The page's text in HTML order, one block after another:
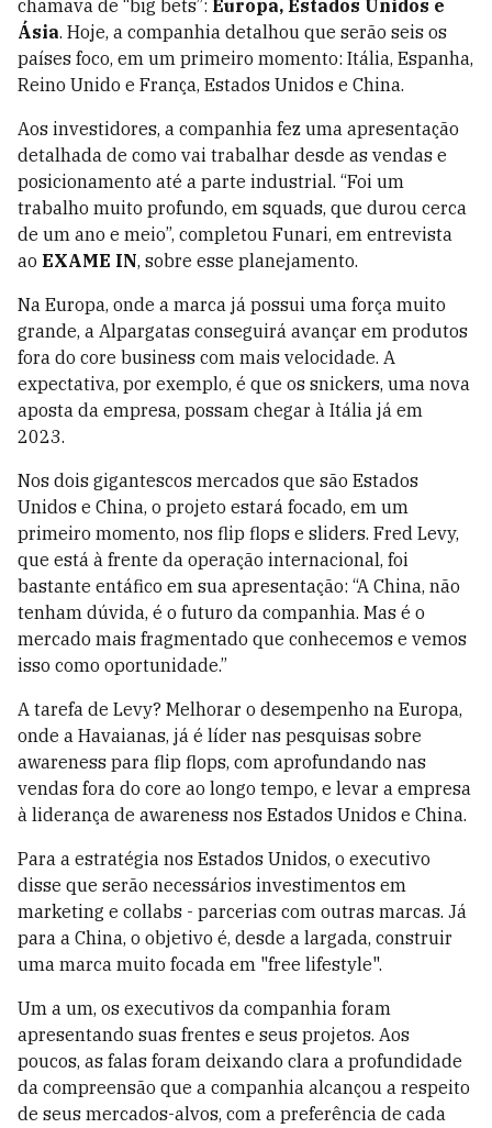
chamava de “big bets”: Europa, Estados Unidos e
Ásia. Hoje, a companhia detalhou que serão seis os
países foco, em um primeiro momento: Itália, Espanha,
Reino Unido e França, Estados Unidos e China.
Aos investidores, a companhia fez uma apresentação
detalhada de como vai trabalhar desde as vendas e
posicionamento até a parte industrial. “Foi um
trabalho muito profundo, em squads, que durou cerca
de um ano e meio”, completou Funari, em entrevista
ao EXAME IN, sobre esse planejamento.
Na Europa, onde a marca já possui uma força muito
grande, a Alpargatas conseguirá avançar em produtos
fora do core business com mais velocidade. A
expectativa, por exemplo, é que os snickers, uma nova
aposta da empresa, possam chegar à Itália já em
2023.
Nos dois gigantescos mercados que são Estados
Unidos e China, o projeto estará focado, em um
primeiro momento, nos flip flops e sliders. Fred Levy,
que está à frente da operação internacional, foi
bastante entáfico em sua apresentação: “A China, não
tenham dúvida, é o futuro da companhia. Mas é o
mercado mais fragmentado que conhecemos e vemos
isso como oportunidade.”
A tarefa de Levy? Melhorar o desempenho na Europa,
onde a Havaianas, já é líder nas pesquisas sobre
awareness para flip flops, com aprofundando nas
vendas fora do core ao longo tempo, e levar a empresa
à liderança de awareness nos Estados Unidos e China.
Para a estratégia nos Estados Unidos, o executivo
disse que serão necessários investimentos em
marketing e collabs - parcerias com outras marcas. Já
para a China, o objetivo é, desde a largada, construir
uma marca muito focada em "free lifestyle".
Um a um, os executivos da companhia foram
apresentando suas frentes e seus projetos. Aos
poucos, as falas foram deixando clara a profundidade
da compreensão que a companhia alcançou a respeito
de seus mercados-alvos, com a preferência de cada